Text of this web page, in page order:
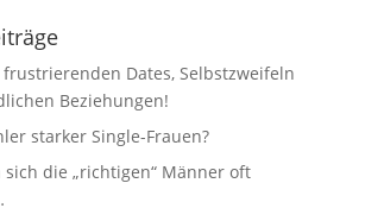
Dates, Selbstzweifeln
Beziehungen!
starker Single-Frauen?
die „richtigen“ Männer oft